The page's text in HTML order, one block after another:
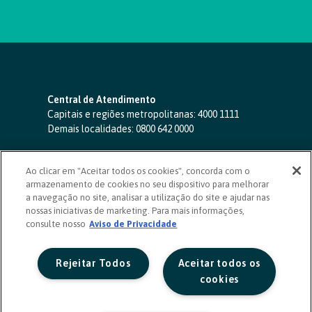
Central de Atendimento
Capitais e regiões metropolitanas: 4000 1111
Demais localidades: 0800 642 0000
SAC 24 horas-0800 724 4420
Ouvidoria
0800 725 0996
(de segunda a sexta, das 8h às 20h)
ouvidoriasicoob.com.br
Deficientes auditivos ou de fala
Ao clicar em "Aceitar todos os cookies", concorda com o
armazenamento de cookies no seu dispositivo para melhorar
a navegação no site, analisar a utilização do site e ajudar nas
nossas iniciativas de marketing. Para mais informações,
consulte nosso Aviso de Privacidade
Aceitar todos os
cookies
Rejeitar Todos